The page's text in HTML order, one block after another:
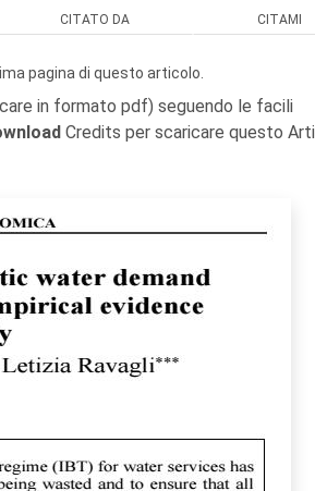
CITATO DA CITAMI
pagina di questo articolo.
in formato pdf) seguendo le facili
Credits per scaricare questo